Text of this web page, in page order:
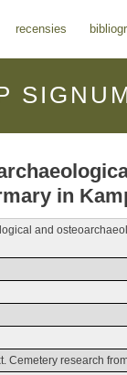
recensies
in
and
Cemetery research